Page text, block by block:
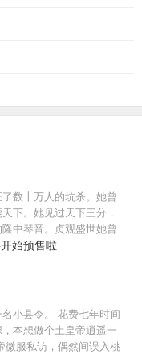
数十万人的坑杀。她曾
下。她见过天下三分，
中琴音。贞观盛世她曾
何芳华？她鲜衣怒马
农，也为过教书生。却
两千年。嘛，比较轻松
因可能并不能做到完全
会尽力查全资料来写
是希望写的有趣一些，
始预售啦
小县令。 花费七年时间
本想做个土皇帝逍遥一
微服私访，偶然间误入桃